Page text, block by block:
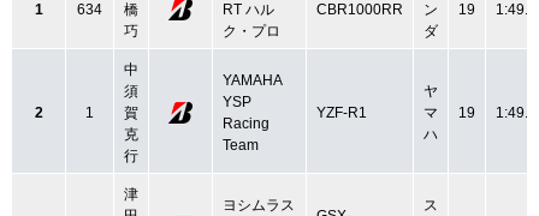
1 634
橋
巧
RT ハル
ク・プロ
CBR1000RR
ン
ダ
19
2 1
中
須
賀
克
行
YAMAHA
YSP
Racing
Team
YZF-R1
ヤ
マ
ハ
19
津
ヨシムラス
ス